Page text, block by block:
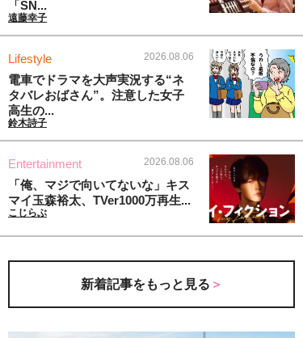
「SN...
遠藤幸子
Lifestyle 2026.08.06
電車でドラマを大声実況する“ネ
タバレおばさん”。注意した女子
高生の...
鈴木詩子
Entertainment 2026.08.06
「俺、マジで向いてないな」キス
マイ玉森裕太、TVer1000万再生...
こじらぶ
新着記事をもっと見る